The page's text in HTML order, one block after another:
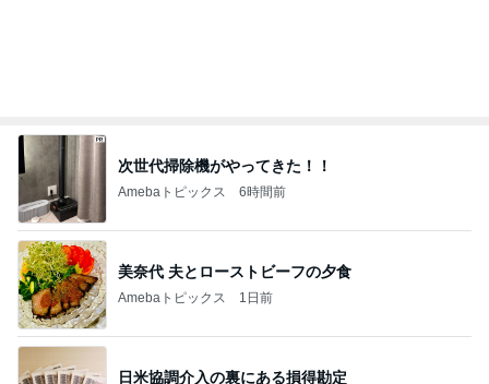
次世代掃除機がやってきた！！
Amebaトピックス 6時間前
美奈代 夫とローストビーフの夕食
Amebaトピックス 1日前
日米協調介入の裏にある損得勘定